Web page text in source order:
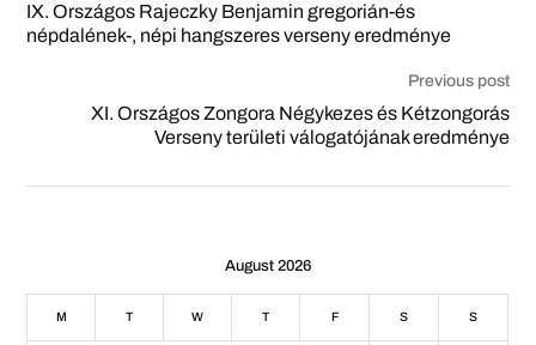
IX. Országos Rajeczky Benjamin gregorián-és
népdalének-, népi hangszeres verseny eredménye
Previous post
XI. Országos Zongora Négykezes és Kétzongorás
Verseny területi válogatójának eredménye
August 2026
M T W T F S S